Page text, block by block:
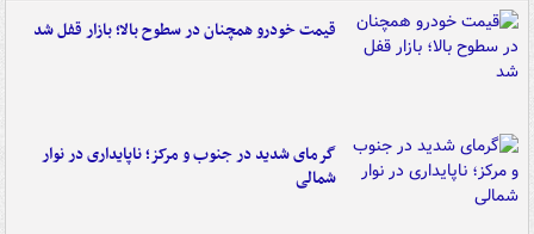
قیمت خودرو همچنان در سطوح بالا؛ بازار قفل شد
گرمای شدید در جنوب و مرکز؛ ناپایداری در نوار
شمالی